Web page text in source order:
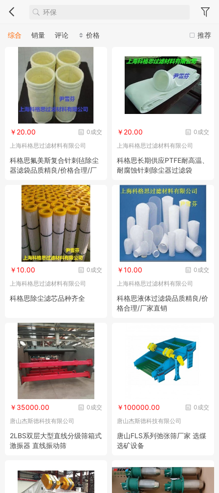
推荐
综合 销量 评论 价格
0成交
￥20.00
上海科格思过滤材料有限公司
科格思氟美斯复合针刺毡除尘
器滤袋品质精良/价格合理/厂
0成交
￥20.00
上海科格思过滤材料有限公司
科格思长期供应PTFE耐高温、
耐腐蚀针刺除尘器过滤袋
0成交
￥10.00
上海科格思过滤材料有限公司
科格思除尘滤芯品种齐全
0成交
￥10.00
上海科格思过滤材料有限公司
科格思液体过滤袋品质精良/价
格合理/厂家直销
0成交
￥35000.00
唐山杰斯德科技有限公司
2LBS双层大型直线分级筛箱式
激振器 直线振动筛
0成交
￥100000.00
唐山杰斯德科技有限公司
唐山FLS系列弛张筛厂家 选煤
选矿设备